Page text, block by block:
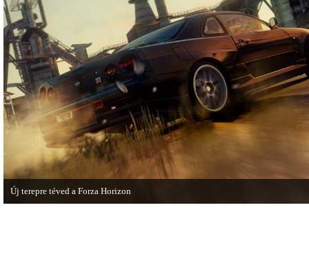
Új terepre téved a Forza Horizon